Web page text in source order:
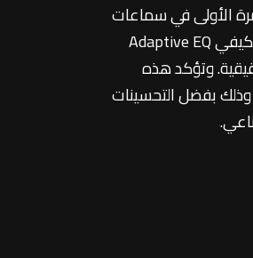
الأولى في سماعات
سامسونج، تم تزويد سلسلة سماعات Galaxy Buds4 Pro بمضخم قوي، والذي يندمج مع ميزتي إلغاء الضوضاء التلقائي ANC والمعادل التكيفي Adaptive EQ
وتؤكد هذه
بفضل التحسينات